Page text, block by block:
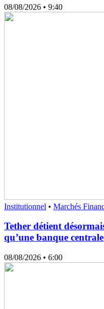
08/08/2026 • 9:40
Institutionnel • Marchés
Tether détient
qu’une banque centrale
08/08/2026 • 6:00